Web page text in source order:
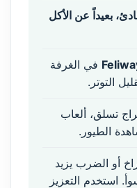
بعيداً عن الأكل
في الغرفة
التوتر.
تسلق، ألعاب
الطيور.
أو الضرب يزيد
استخدم التعزيز